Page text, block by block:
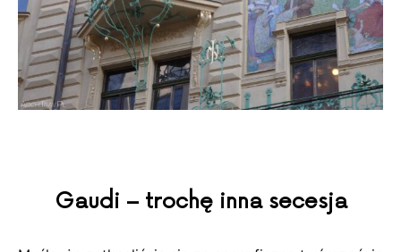
Gaudi – trochę inna secesja